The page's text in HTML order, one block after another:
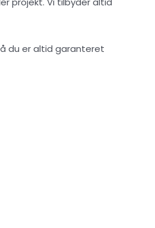
du er altid garanteret